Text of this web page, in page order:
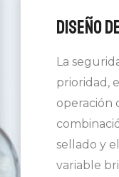
Diseño
La
prioridad,
operación
sellado y
variable